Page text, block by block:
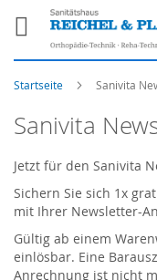
Startseite Sanivita
Sanivita
Jetzt für den Sanivita
Sichern Sie sich 1x
mit Ihrer Newsletter-
Gültig ab einem
einlösbar. Eine
Anrechnung ist nicht